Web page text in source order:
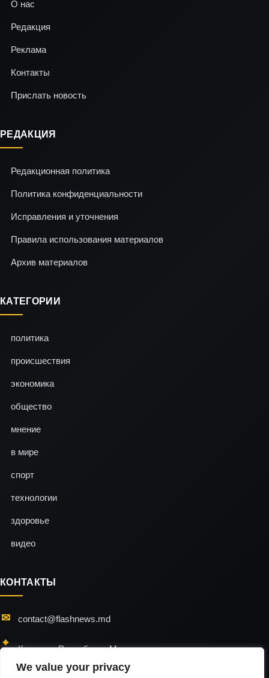
We value your privacy
О нас
Редакция
Реклама
Контакты
Прислать новость
РЕДАКЦИЯ
Редакционная политика
Политика конфиденциальности
Исправления и уточнения
Правила использования материалов
Архив материалов
КАТЕГОРИИ
политика
происшествия
экономика
общество
мнение
в мире
спорт
технологии
здоровье
видео
КОНТАКТЫ
contact@flashnews.md
Кишинэу, Республика Молдова